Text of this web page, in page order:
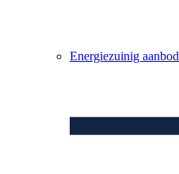
Energiezuinig aanbod